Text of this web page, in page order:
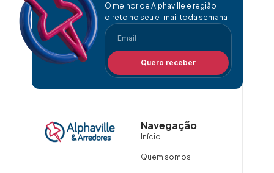
O melhor de Alphaville e região
direto no seu e-mail toda semana
Quero receber
Navegação
Início
Quem somos